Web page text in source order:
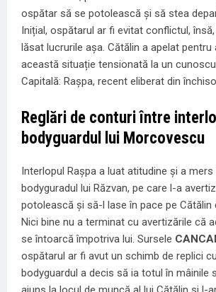
ospătar să se potolească și să stea
Inițial, ospătarul ar fi evitat conflictul,
lăsat lucrurile așa. Cătălin a apelat pentru
această situație tensionată la un
Capitală: Rașpa, recent eliberat din
Reglări de conturi între
bodyguardul lui Morcovescu
Interlopul Rașpa a luat atitudine și a mers
bodyguradul lui Răzvan, pe care l-a
potolească și să-l lase în pace pe Cătălin
Nici bine nu a terminat cu avertizările că
se întoarcă împotriva lui. Sursele
ospătarul ar fi avut un schimb de replici
bodyguardul a decis să ia totul în mâinile